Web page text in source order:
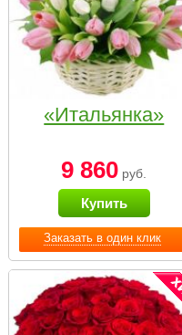
Заказать в один клик
«Итальянка»
9 860 руб.
Купить